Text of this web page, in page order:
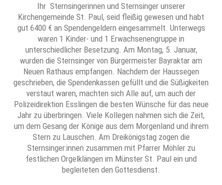
Ihr Sternsingerinnen und Sternsinger unserer
Kirchengemeinde St. Paul, seid fleißig gewesen und habt
gut 6400 € an Spendengeldern eingesammelt. Unterwegs
waren 1 Kinder- und 1 Erwachsenengruppe in
unterschiedlicher Besetzung. Am Montag, 5. Januar,
wurden die Sternsinger von Bürgermeister Bayraktar am
Neuen Rathaus empfangen. Nachdem der Haussegen
geschrieben, die Spendenkassen gefüllt und die Süßigkeiten
verstaut waren, machten sich Alle auf, um auch der
Polizeidirektion Esslingen die besten Wünsche für das neue
Jahr zu überbringen. Viele Kollegen nahmen sich die Zeit,
um dem Gesang der Könige aus dem Morgenland und ihrem
Stern zu Lauschen. Am Dreikönigstag zogen die
Sternsinger:innen zusammen mit Pfarrer Möhler zu
festlichen Orgelklängen im Münster St. Paul ein und
begleiteten den Gottesdienst.